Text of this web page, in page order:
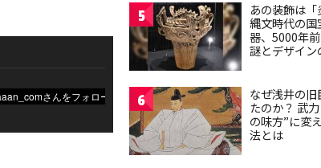
5
あの装飾は「
縄文時代の国
器、5000年
謎とデザイン
6
なぜ浅井の旧
たのか？ 武
の味方”に変
法とは